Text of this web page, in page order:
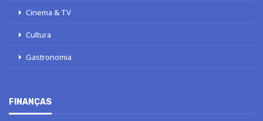
Cinema & TV
Cultura
Gastronomia
FINANÇAS